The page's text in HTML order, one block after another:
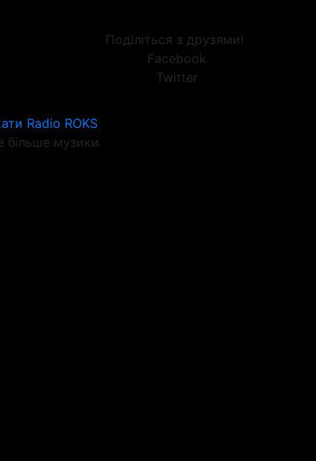
Поділіться з друзями!
Facebook
Twitter
Radio ROKS
музики